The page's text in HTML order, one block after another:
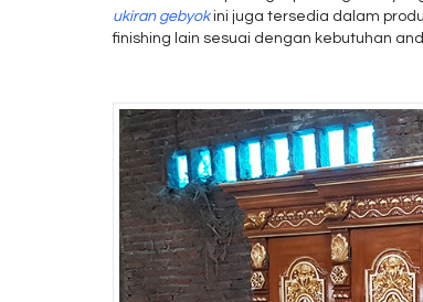
ukiran gebyokini juga tersedia dalam
finishing lain sesuai dengan kebutuhan